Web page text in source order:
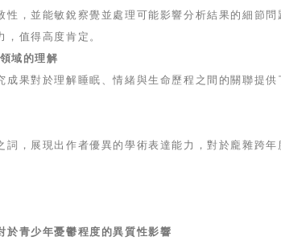
，並能敏銳察覺並處理可能影響分析結果的細節
值得高度肯定。
域的理解
果對於理解睡眠、情緒與生命歷程之間的關聯提
，展現出作者優異的學術表達能力，對於龐雜跨
於青少年憂鬱程度的異質性影響